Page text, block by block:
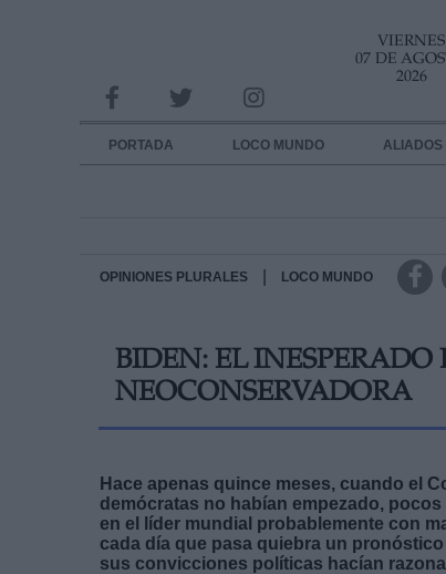
VIERNES
07 DE
2026
PORTADA LOCO MUNDO ALIADOS
OPINIONES PLURALES LOCO MUNDO
BIDEN: EL
NEOCONSERVADORA
Hace apenas quince meses, cuando el
demócratas no habían empezado,
en el líder mundial probablemente con
cada día que pasa quiebra un
sus convicciones políticas hacían
INFORMACION SOBRE LA PROTECCIÓN DE TUS DATOS
Responsable:
Destinatarios:
link
Información adicional
link